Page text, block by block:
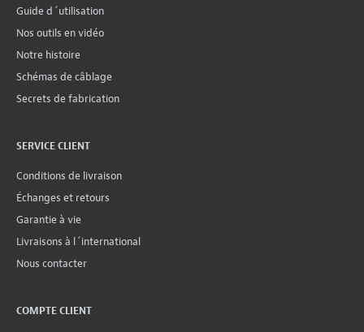
Guide d´utilisation
Nos outils en vidéo
Notre histoire
Schémas de câblage
Secrets de fabrication
SERVICE CLIENT
Conditions de livraison
Échanges et retours
Garantie à vie
Livraisons à l´international
Nous contacter
COMPTE CLIENT